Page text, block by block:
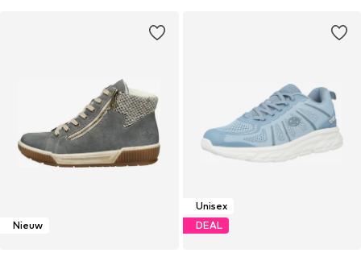
Nieuw
Unisex
DEAL